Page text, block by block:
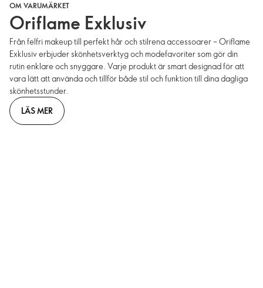
OM VARUMÄRKET
Oriflame Exklusiv
Från felfri makeup till perfekt hår och stilrena accessoarer – Oriflame
Exklusiv erbjuder skönhetsverktyg och modefavoriter som gör din
rutin enklare och snyggare. Varje produkt är smart designad för att
vara lätt att använda och tillför både stil och funktion till dina dagliga
skönhetsstunder.
LÄS MER